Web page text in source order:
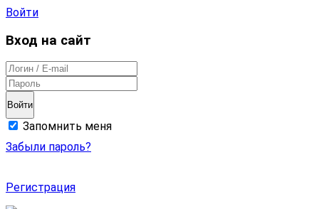
Войти
Вход на сайт
Войти
Запомнить меня
Забыли пароль?
Регистрация